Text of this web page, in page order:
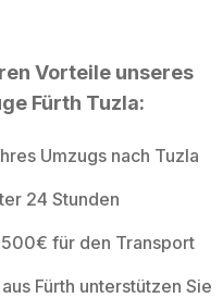
Vorteile unseres
Fürth Tuzla:
Umzugs nach Tuzla
24 Stunden
für den Transport
Fürth unterstützen Sie